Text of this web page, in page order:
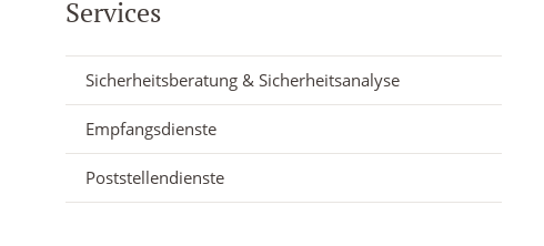
Services
Sicherheitsberatung & Sicherheitsanalyse
Empfangsdienste
Poststellendienste